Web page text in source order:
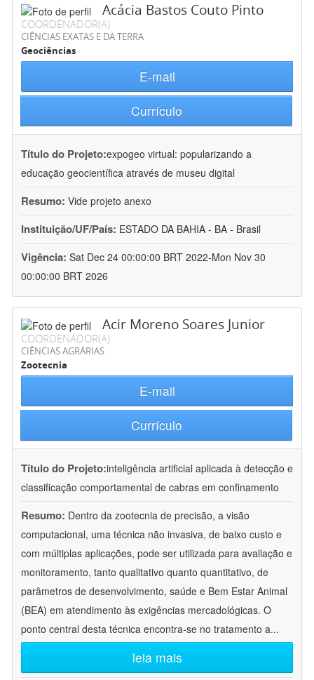
Acácia Bastos Couto Pinto
COORDENADOR(A)
CIÊNCIAS EXATAS E DA TERRA
Geociências
E-mail
Currículo
Título do Projeto:expogeo virtual: popularizando a
educação geocientífica através de museu digital
Resumo: Vide projeto anexo
Instituição/UF/País: ESTADO DA BAHIA - BA - Brasil
Vigência: Sat Dec 24 00:00:00 BRT 2022-Mon Nov 30
00:00:00 BRT 2026
Acir Moreno Soares Junior
COORDENADOR(A)
CIÊNCIAS AGRÁRIAS
Zootecnia
E-mail
Currículo
Título do Projeto:inteligência artificial aplicada à detecção e
classificação comportamental de cabras em confinamento
Resumo: Dentro da zootecnia de precisão, a visão
computacional, uma técnica não invasiva, de baixo custo e
com múltiplas aplicações, pode ser utilizada para avaliação e
monitoramento, tanto qualitativo quanto quantitativo, de
parâmetros de desenvolvimento, saúde e Bem Estar Animal
(BEA) em atendimento às exigências mercadológicas. O
ponto central desta técnica encontra-se no tratamento a...
leia mais